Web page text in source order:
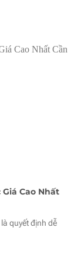
Cao Nhất
quyết định dễ